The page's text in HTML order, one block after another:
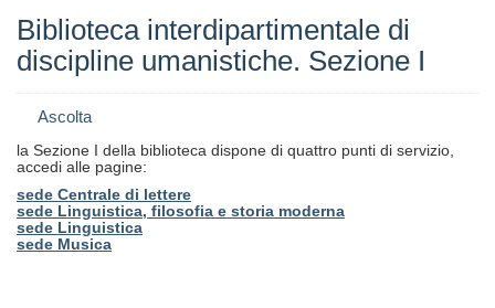
Biblioteca interdipartimentale di
discipline umanistiche. Sezione I
Ascolta
la Sezione I della biblioteca dispone di quattro punti di servizio,
accedi alle pagine:
sede Centrale di lettere
sede Linguistica, filosofia e storia moderna
sede Linguistica
sede Musica